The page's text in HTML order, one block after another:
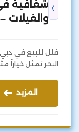
شفافية
والفيلات
فلل للبيع في
البحر تمثل خياراً
المزيد